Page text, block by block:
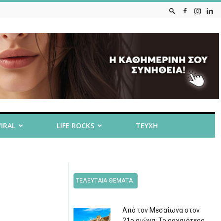
LIFE ROCKS ΤΕΥΧΗ
ΤΕΛΕΥΤΑΙΑ ΘΕΜΑΤΑ
Από τον Μεσαίωνα στον